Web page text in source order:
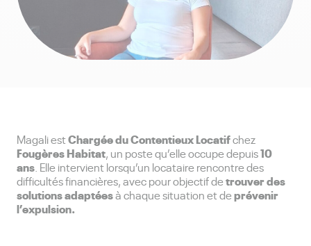
Magali estChargée du Contentieux Locatifchez
Fougères Habitat, un poste qu’elle occupe depuis10
ans . Elle intervient lorsqu’un locataire rencontre des
difficultés financières, avec pour objectif detrouver des
solutions adaptéesà chaque situation et deprévenir
l’expulsion.